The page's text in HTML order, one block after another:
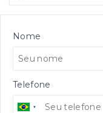
Nome
Telefone